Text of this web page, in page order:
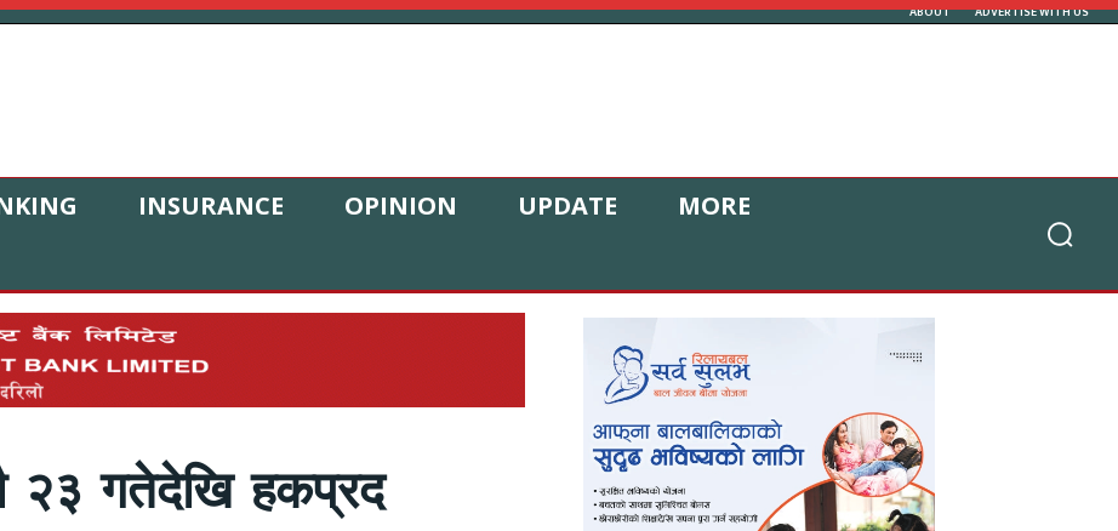
ABOUT ADVERTISE WITH US
INSURANCE OPINION UPDATE
MORE
२३ गतेदेखि हकप्रद